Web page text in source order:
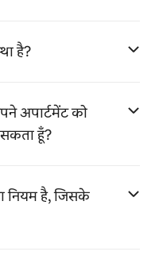
है?
अपार्टमेंट को
हूँ?
नियम है, जिसके